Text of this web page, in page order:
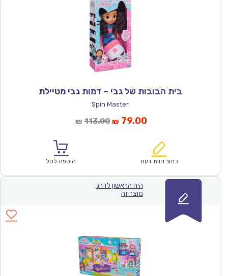
בית הבובות של גבי – דמות גבי מטיילת
Spin Master
₪ 113.00המחיר
₪113.00.
₪ 79.00המחיר
הוא:
כתוב חוות דעת הוספה לסל
היה הראשון לדרג
מוצר זה